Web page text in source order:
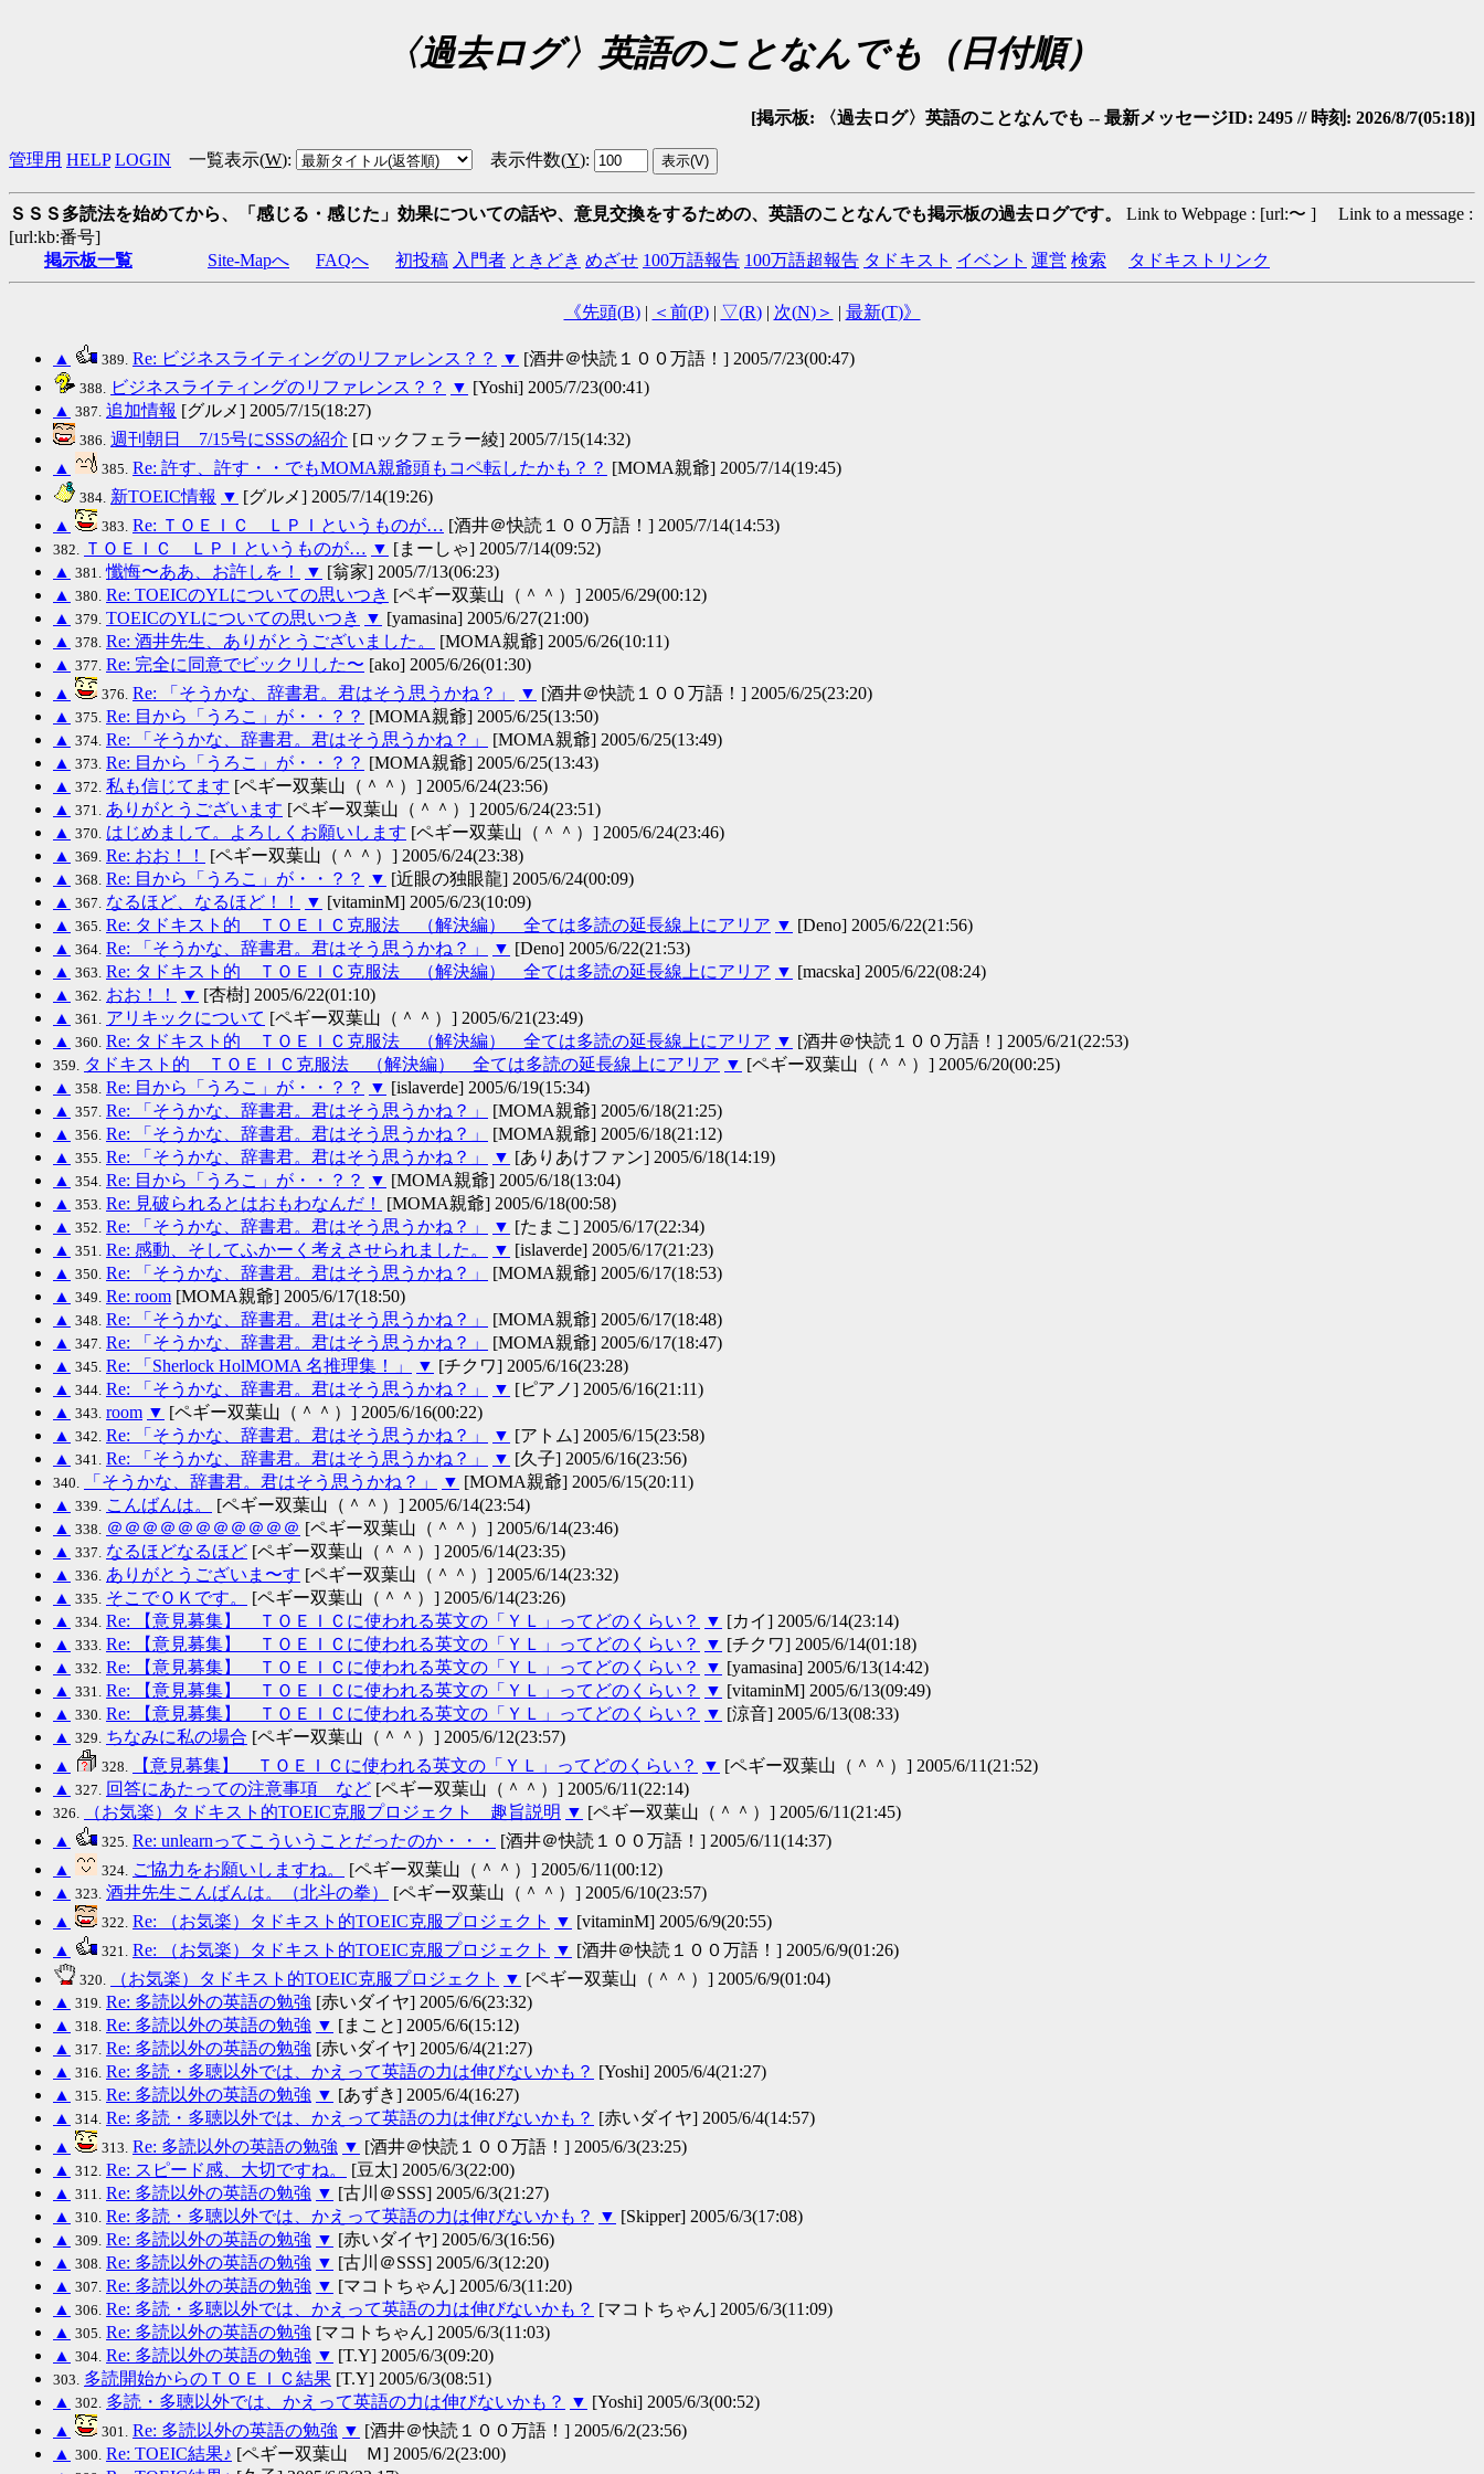
〈過去ログ〉英語のことなんでも（日付順）
[掲示板: 〈過去ログ〉英語のことなんでも -- 最新メッセージID: 2495 // 時刻: 2026/8/7(05:18)]
管理用 HELP LOGIN 一覧表示(W): 表示件数(Y):
ＳＳＳ多読法を始めてから、「感じる・感じた」効果についての話や、意見交換をするための、英語のことなんでも掲示板の過去ログです。
Link to Webpage : [url:〜 ] Link to a message :
[url:kb:番号]
掲示板一覧
Site-Mapへ FAQへ 初投稿 入門者 ときどき めざせ 100万語報告 100万語超報告 タドキスト イベント 運営 検索 タドキストリンク
《先頭(B)| ＜前(P)| ▽(R)| 次(N)＞ | 最新(T)》
▲ 389. Re: ビジネスライティングのリファレンス？？ ▼ [酒井＠快読１００万語！] 2005/7/23(00:47)
388. ビジネスライティングのリファレンス？？ ▼ [Yoshi] 2005/7/23(00:41)
▲ 387. 追加情報 [グルメ] 2005/7/15(18:27)
386. 週刊朝日 7/15号にSSSの紹介 [ロックフェラー綾] 2005/7/15(14:32)
▲
385. Re: 許す、許す・・でもMOMA親爺頭もコペ転したかも？？ [MOMA親爺] 2005/7/14(19:45)
384. 新TOEIC情報 ▼ [グルメ] 2005/7/14(19:26)
▲
383. Re: ＴＯＥＩＣ ＬＰＩというものが… [酒井＠快読１００万語！] 2005/7/14(14:53)
382. ＴＯＥＩＣ ＬＰＩというものが… ▼ [まーしゃ] 2005/7/14(09:52)
▲ 381. 懺悔〜ああ、お許しを！ ▼ [翁家] 2005/7/13(06:23)
▲ 380. Re: TOEICのYLについての思いつき [ペギー双葉山（＾＾）] 2005/6/29(00:12)
▲ 379. TOEICのYLについての思いつき ▼ [yamasina] 2005/6/27(21:00)
▲ 378. Re: 酒井先生、ありがとうございました。
[MOMA親爺] 2005/6/26(10:11)
▲ 377. Re: 完全に同意でビックリした〜 [ako] 2005/6/26(01:30)
▲
376. Re: 「そうかな、辞書君。君はそう思うかね？」 ▼ [酒井＠快読１００万語！] 2005/6/25(23:20)
▲ 375. Re: 目から「うろこ」が・・？？ [MOMA親爺] 2005/6/25(13:50)
▲ 374. Re: 「そうかな、辞書君。君はそう思うかね？」
[MOMA親爺] 2005/6/25(13:49)
▲ 373. Re: 目から「うろこ」が・・？？ [MOMA親爺] 2005/6/25(13:43)
▲ 372. 私も信じてます [ペギー双葉山（＾＾）] 2005/6/24(23:56)
▲ 371. ありがとうございます [ペギー双葉山（＾＾）] 2005/6/24(23:51)
▲ 370. はじめまして。よろしくお願いします [ペギー双葉山（＾＾）] 2005/6/24(23:46)
▲ 369. Re: おお！！
[ペギー双葉山（＾＾）] 2005/6/24(23:38)
▲ 368. Re: 目から「うろこ」が・・？？ ▼ [近眼の独眼龍] 2005/6/24(00:09)
▲ 367. なるほど、なるほど！！ ▼ [vitaminM] 2005/6/23(10:09)
▲ 365. Re: タドキスト的 ＴＯＥＩＣ克服法 （解決編） 全ては多読の延長線上にアリア ▼ [Deno] 2005/6/22(21:56)
▲ 364. Re: 「そうかな、辞書君。君はそう思うかね？」 ▼ [Deno] 2005/6/22(21:53)
▲ 363. Re: タドキスト的 ＴＯＥＩＣ克服法 （解決編） 全ては多読の延長線上にアリア ▼ [macska] 2005/6/22(08:24)
▲ 362. おお！！ ▼ [杏樹] 2005/6/22(01:10)
▲ 361. アリキックについて [ペギー双葉山（＾＾）] 2005/6/21(23:49)
▲ 360. Re: タドキスト的 ＴＯＥＩＣ克服法 （解決編） 全ては多読の延長線上にアリア ▼ [酒井＠快読１００万語！] 2005/6/21(22:53)
359. タドキスト的 ＴＯＥＩＣ克服法 （解決編） 全ては多読の延長線上にアリア ▼ [ペギー双葉山（＾＾）] 2005/6/20(00:25)
▲ 358. Re: 目から「うろこ」が・・？？ ▼ [islaverde] 2005/6/19(15:34)
▲ 357. Re: 「そうかな、辞書君。君はそう思うかね？」
[MOMA親爺] 2005/6/18(21:25)
▲ 356. Re: 「そうかな、辞書君。君はそう思うかね？」
[MOMA親爺] 2005/6/18(21:12)
▲ 355. Re: 「そうかな、辞書君。君はそう思うかね？」 ▼ [ありあけファン] 2005/6/18(14:19)
▲ 354. Re: 目から「うろこ」が・・？？ ▼ [MOMA親爺] 2005/6/18(13:04)
▲ 353. Re: 見破られるとはおもわなんだ！
[MOMA親爺] 2005/6/18(00:58)
▲ 352. Re: 「そうかな、辞書君。君はそう思うかね？」 ▼ [たまこ] 2005/6/17(22:34)
▲ 351. Re: 感動、そしてふかーく考えさせられました。 ▼ [islaverde] 2005/6/17(21:23)
▲ 350. Re: 「そうかな、辞書君。君はそう思うかね？」
[MOMA親爺] 2005/6/17(18:53)
▲ 349. Re: room [MOMA親爺] 2005/6/17(18:50)
▲ 348. Re: 「そうかな、辞書君。君はそう思うかね？」
[MOMA親爺] 2005/6/17(18:48)
▲ 347. Re: 「そうかな、辞書君。君はそう思うかね？」
[MOMA親爺] 2005/6/17(18:47)
▲ 345. Re: 「Sherlock HolMOMA 名推理集！」 ▼ [チクワ] 2005/6/16(23:28)
▲ 344. Re: 「そうかな、辞書君。君はそう思うかね？」 ▼ [ピアノ] 2005/6/16(21:11)
▲ 343. room ▼ [ペギー双葉山（＾＾）] 2005/6/16(00:22)
▲ 342. Re: 「そうかな、辞書君。君はそう思うかね？」 ▼ [アトム] 2005/6/15(23:58)
▲ 341. Re: 「そうかな、辞書君。君はそう思うかね？」 ▼ [久子] 2005/6/16(23:56)
340. 「そうかな、辞書君。君はそう思うかね？」 ▼ [MOMA親爺] 2005/6/15(20:11)
▲ 339. こんばんは。
[ペギー双葉山（＾＾）] 2005/6/14(23:54)
▲ 338. ＠＠＠＠＠＠＠＠＠＠＠ [ペギー双葉山（＾＾）] 2005/6/14(23:46)
▲ 337. なるほどなるほど [ペギー双葉山（＾＾）] 2005/6/14(23:35)
▲ 336. ありがとうございま〜す [ペギー双葉山（＾＾）] 2005/6/14(23:32)
▲ 335. そこでＯＫです。
[ペギー双葉山（＾＾）] 2005/6/14(23:26)
▲ 334. Re: 【意見募集】 ＴＯＥＩＣに使われる英文の「ＹＬ」ってどのくらい？ ▼ [カイ] 2005/6/14(23:14)
▲ 333. Re: 【意見募集】 ＴＯＥＩＣに使われる英文の「ＹＬ」ってどのくらい？ ▼ [チクワ] 2005/6/14(01:18)
▲ 332. Re: 【意見募集】 ＴＯＥＩＣに使われる英文の「ＹＬ」ってどのくらい？ ▼ [yamasina] 2005/6/13(14:42)
▲ 331. Re: 【意見募集】 ＴＯＥＩＣに使われる英文の「ＹＬ」ってどのくらい？ ▼ [vitaminM] 2005/6/13(09:49)
▲ 330. Re: 【意見募集】 ＴＯＥＩＣに使われる英文の「ＹＬ」ってどのくらい？ ▼ [涼音] 2005/6/13(08:33)
▲ 329. ちなみに私の場合 [ペギー双葉山（＾＾）] 2005/6/12(23:57)
▲
328. 【意見募集】 ＴＯＥＩＣに使われる英文の「ＹＬ」ってどのくらい？ ▼ [ペギー双葉山（＾＾）] 2005/6/11(21:52)
▲ 327. 回答にあたっての注意事項 など [ペギー双葉山（＾＾）] 2005/6/11(22:14)
326. （お気楽）タドキスト的TOEIC克服プロジェクト 趣旨説明 ▼ [ペギー双葉山（＾＾）] 2005/6/11(21:45)
▲
325. Re: unlearnってこういうことだったのか・・・
[酒井＠快読１００万語！] 2005/6/11(14:37)
▲
324. ご協力をお願いしますね。
[ペギー双葉山（＾＾）] 2005/6/11(00:12)
▲ 323. 酒井先生こんばんは。（北斗の拳）
[ペギー双葉山（＾＾）] 2005/6/10(23:57)
▲
322. Re: （お気楽）タドキスト的TOEIC克服プロジェクト ▼ [vitaminM] 2005/6/9(20:55)
▲
321. Re: （お気楽）タドキスト的TOEIC克服プロジェクト ▼ [酒井＠快読１００万語！] 2005/6/9(01:26)
320. （お気楽）タドキスト的TOEIC克服プロジェクト ▼ [ペギー双葉山（＾＾）] 2005/6/9(01:04)
▲ 319. Re: 多読以外の英語の勉強 [赤いダイヤ] 2005/6/6(23:32)
▲ 318. Re: 多読以外の英語の勉強 ▼ [まこと] 2005/6/6(15:12)
▲ 317. Re: 多読以外の英語の勉強 [赤いダイヤ] 2005/6/4(21:27)
▲ 316. Re: 多読・多聴以外では、かえって英語の力は伸びないかも？ [Yoshi] 2005/6/4(21:27)
▲ 315. Re: 多読以外の英語の勉強 ▼ [あずき] 2005/6/4(16:27)
▲ 314. Re: 多読・多聴以外では、かえって英語の力は伸びないかも？ [赤いダイヤ] 2005/6/4(14:57)
▲
313. Re: 多読以外の英語の勉強 ▼ [酒井＠快読１００万語！] 2005/6/3(23:25)
▲ 312. Re: スピード感、大切ですね。
[豆太] 2005/6/3(22:00)
▲ 311. Re: 多読以外の英語の勉強 ▼ [古川＠SSS] 2005/6/3(21:27)
▲ 310. Re: 多読・多聴以外では、かえって英語の力は伸びないかも？ ▼ [Skipper] 2005/6/3(17:08)
▲ 309. Re: 多読以外の英語の勉強 ▼ [赤いダイヤ] 2005/6/3(16:56)
▲ 308. Re: 多読以外の英語の勉強 ▼ [古川＠SSS] 2005/6/3(12:20)
▲ 307. Re: 多読以外の英語の勉強 ▼ [マコトちゃん] 2005/6/3(11:20)
▲ 306. Re: 多読・多聴以外では、かえって英語の力は伸びないかも？ [マコトちゃん] 2005/6/3(11:09)
▲ 305. Re: 多読以外の英語の勉強 [マコトちゃん] 2005/6/3(11:03)
▲ 304. Re: 多読以外の英語の勉強 ▼ [T.Y] 2005/6/3(09:20)
303. 多読開始からのＴＯＥＩＣ結果 [T.Y] 2005/6/3(08:51)
▲ 302. 多読・多聴以外では、かえって英語の力は伸びないかも？ ▼ [Yoshi] 2005/6/3(00:52)
▲
301. Re: 多読以外の英語の勉強 ▼ [酒井＠快読１００万語！] 2005/6/2(23:56)
▲ 300. Re: TOEIC結果♪ [ペギー双葉山 Ｍ] 2005/6/2(23:00)